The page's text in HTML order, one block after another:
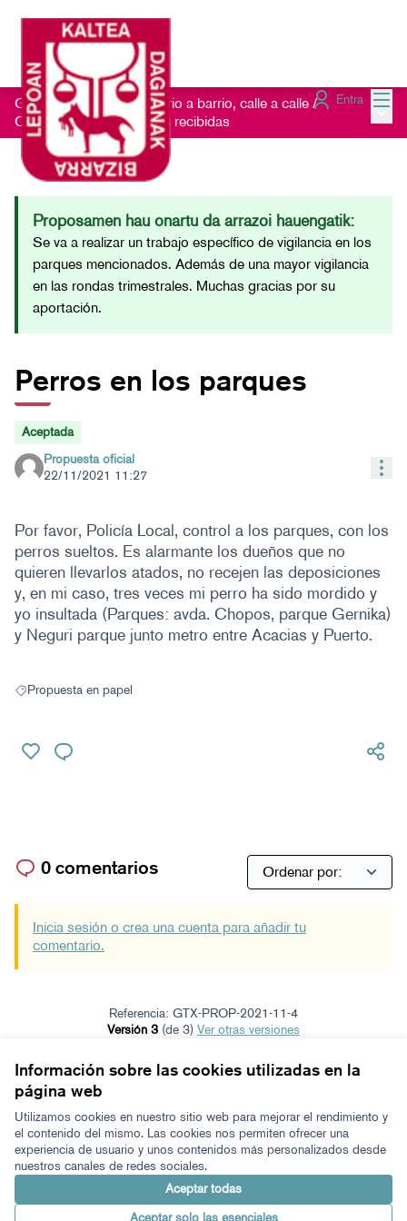
Información sobre las cookies utilizadas en la
página web
Utilizamos cookies en nuestro sitio web para mejorar el rendimiento y
el contenido del mismo. Las cookies nos permiten ofrecer una
experiencia de usuario y unos contenidos más personalizados desde
nuestros canales de redes sociales.
Aceptar todas
Aceptar solo las esenciales
Entra
Getxo Txukun 2021 - Barrio a barrio, calle a calle /
Consulta las Sugerencias recibidas
Proposamen hau onartu da arrazoi hauengatik:
Se va a realizar un trabajo específico de vigilancia en los
parques mencionados. Además de una mayor vigilancia
en las rondas trimestrales. Muchas gracias por su
aportación.
Perros en los parques
Aceptada
Propuesta oficial
22/11/2021 11:27
Por favor, Policía Local, control a los parques, con los
perros sueltos. Es alarmante los dueños que no
quieren llevarlos atados, no recejen las deposiciones
y, en mi caso, tres veces mi perro ha sido mordido y
yo insultada (Parques: avda. Chopos, parque Gernika)
y Neguri parque junto metro entre Acacias y Puerto.
Resultados al filtrar por: Propuesta en papel
Propuesta en papel
0 comentarios
Inicia sesión o crea una cuenta para añadir tu
comentario.
Referencia: GTX-PROP-2021-11-4
Versión 3 (de 3)
ver otras versiones
Términos y condiciones de uso
Configuración de cookies
Zeugaz en X
(Enlace externo)
Zeugaz en Facebook
(Enlace externo)
Zeugaz en Instagram
(Enlace externo)
Zeugaz en YouTube
(Enlace externo)
Zeugaz en GitHub
(Enlace externo)
Castellano
Aukeratu hizkuntzaElegir el idioma